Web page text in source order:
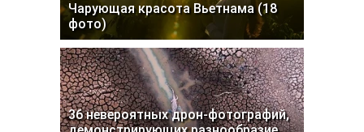
Чарующая красота Вьетнама (18
фото)
36 невероятных дрон-фотографий,